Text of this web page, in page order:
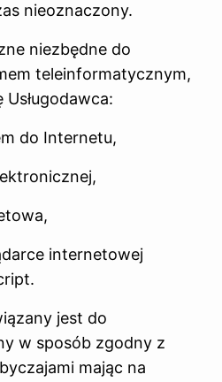
nieoznaczony.
niezbędne do
teleinformatycznym,
Usługodawca:
do Internetu,
internetowej
jest do
w sposób zgodny z
mając na